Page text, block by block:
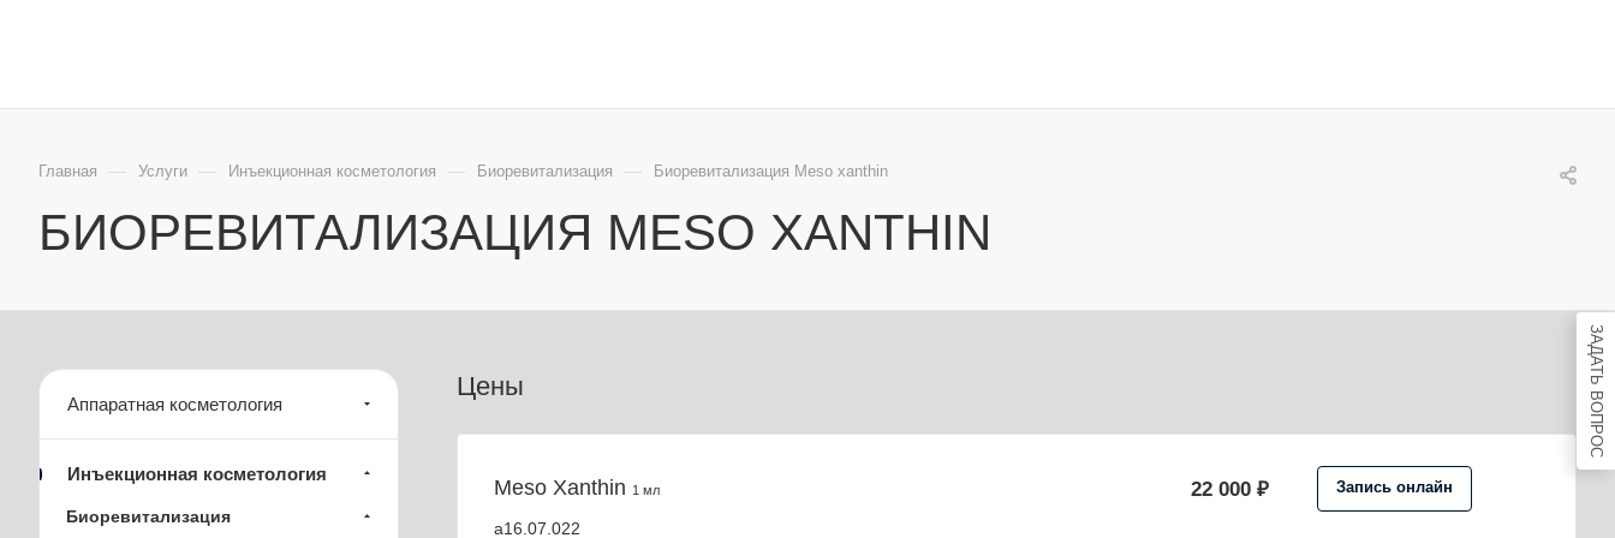
Главная — Услуги — Инъекционная косметология — Биоревитализация — Биоревитализация Meso xanthin
БИОРЕВИТАЛИЗАЦИЯ MESO XANTHIN
Цены
Meso Xanthin 1 мл
a16.07.022
22 000 ₽ Запись онлайн
Аппаратная косметология
Инъекционная косметология
Биоревитализация
ЗАДАТЬ ВОПРОС